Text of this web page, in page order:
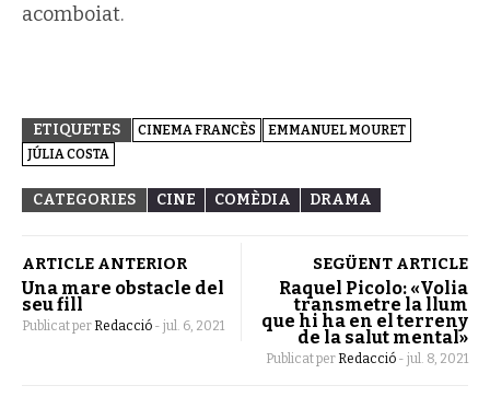
acomboiat.
ETIQUETES CINEMA FRANCÈS
EMMANUEL MOURET
JÚLIA COSTA
CATEGORIES CINE COMÈDIA DRAMA
ARTICLE ANTERIOR
Una mare obstacle del
seu fill
Publicat per Redacció - jul. 6, 2021
SEGÜENT ARTICLE
Raquel Picolo: «Volia
transmetre la llum
que hi ha en el terreny
de la salut mental»
Publicat per Redacció - jul. 8, 2021